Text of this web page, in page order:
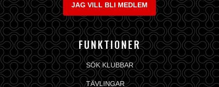
JAG VILL BLI MEDLEM
FUNKTIONER
SÖK KLUBBAR
TÄVLINGAR